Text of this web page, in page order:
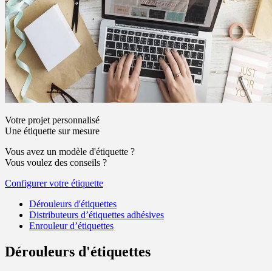
Votre projet personnalisé
Une étiquette sur mesure
Vous avez un modèle d'étiquette ?
Vous voulez des conseils ?
Configurer votre étiquette
Dérouleurs d'étiquettes
Distributeurs d’étiquettes adhésives
Enrouleur d’étiquettes
Dérouleurs d'étiquettes